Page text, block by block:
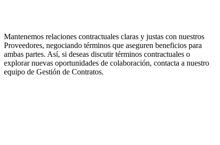
Mantenemos relaciones contractuales claras y justas con nuestros
Proveedores, negociando términos que aseguren beneficios para
ambas partes. Así, si deseas discutir términos contractuales o
explorar nuevas oportunidades de colaboración, contacta a nuestro
equipo de Gestión de Contratos.